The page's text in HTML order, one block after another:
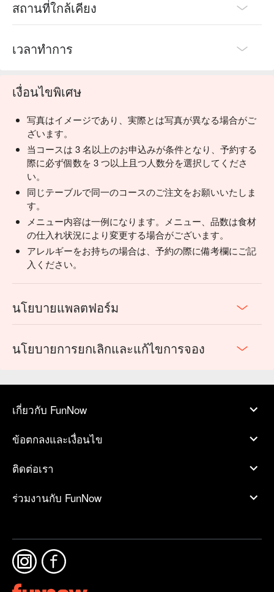
สถานที่ใกล้เคียง
เวลาทำการ
เงื่อนไขพิเศษ
写真はイメージであり、実際とは写真が異なる場合がご
ざいます。
当コースは 3 名以上のお申込みが条件となり、予約する
際に必ず個数を 3 つ以上且つ人数分を選択してくださ
い。
同じテーブルで同一のコースのご注文をお願いいたしま
す。
メニュー内容は一例になります。メニュー、品数は食材
の仕入れ状況により変更する場合がございます。
アレルギーをお持ちの場合は、予約の際に備考欄にご記
入ください。
นโยบายแพลตฟอร์ม
นโยบายการยกเลิกและแก้ไขการจอง
เกี่ยวกับ FunNow
ข้อตกลงและเงื่อนไข
ติดต่อเรา
ร่วมงานกับ FunNow